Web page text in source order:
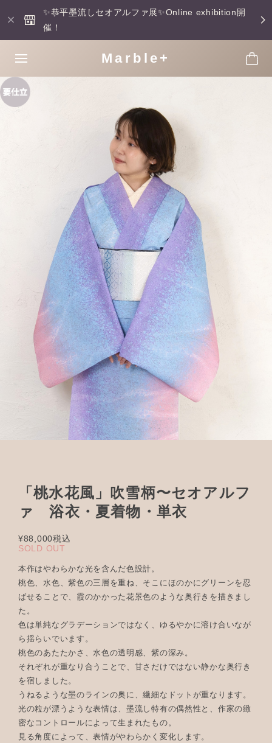
✨恭平墨流しセオアルファ展✨Online exhibition開
催！
Marble+
「桃水花風」吹雪柄〜セオアルフ
ァ 浴衣・夏着物・単衣
¥88,000税込
SOLD OUT
本作はやわらかな光を含んだ色設計。
桃色、水色、紫色の三層を重ね、そこにほのかにグリーンを忍
ばせることで、霞のかかった花景色のような奥行きを描きまし
た。
色は単純なグラデーションではなく、ゆるやかに溶け合いなが
ら揺らいでいます。
桃色のあたたかさ、水色の透明感、紫の深み。
それぞれが重なり合うことで、甘さだけではない静かな奥行き
を宿しました。
うねるような墨のラインの奥に、繊細なドットが重なります。
光の粒が漂うような表情は、墨流し特有の偶然性と、作家の緻
密なコントロールによって生まれたもの。
見る角度によって、表情がやわらかく変化します。